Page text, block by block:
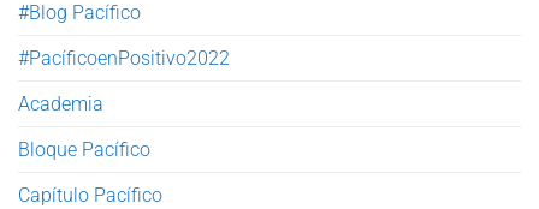
#Blog Pacífico
#PacíficoenPositivo2022
Academia
Bloque Pacífico
Capítulo Pacífico